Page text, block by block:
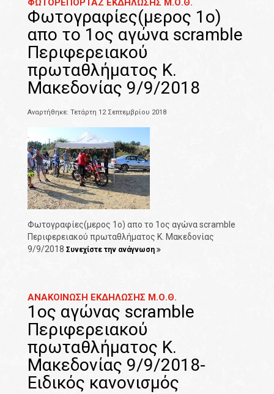
ΦΩΤΟΡΕΠΟΡΤΑΖ ΕΚΔΗΛΩΣΗΣ Μ.Ο.Θ.
Φωτογραφίες(μερος 1ο)
απο το 1ος αγώνα scramble
Περιφερειακού
πρωταθλήματος Κ.
Μακεδονίας 9/9/2018
Αναρτήθηκε: Τετάρτη 12 Σεπτεμβρίου 2018
Φωτογραφίες(μερος 1ο) απο το 1ος αγώνα scramble
Περιφερειακού πρωταθλήματος Κ. Μακεδονίας
9/9/2018 Συνεχίστε την ανάγνωση
ΑΝΑΚΟΙΝΩΣΗ ΕΚΔΗΛΩΣΗΣ Μ.Ο.Θ.
1ος αγώνας scramble
Περιφερειακού
πρωταθλήματος Κ.
Μακεδονίας 9/9/2018-
Ειδικός κανονισμός